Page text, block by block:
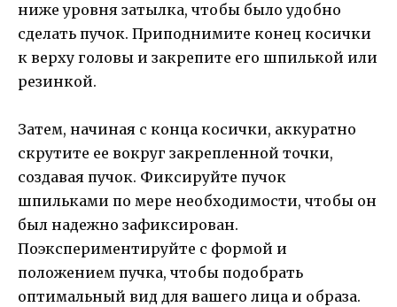
ниже уровня затылка, чтобы было удобно
сделать пучок. Приподнимите конец косички
к верху головы и закрепите его шпилькой или
резинкой.
Затем, начиная с конца косички, аккуратно
скрутите ее вокруг закрепленной точки,
создавая пучок. Фиксируйте пучок
шпильками по мере необходимости, чтобы он
был надежно зафиксирован.
Поэкспериментируйте с формой и
положением пучка, чтобы подобрать
оптимальный вид для вашего лица и образа.